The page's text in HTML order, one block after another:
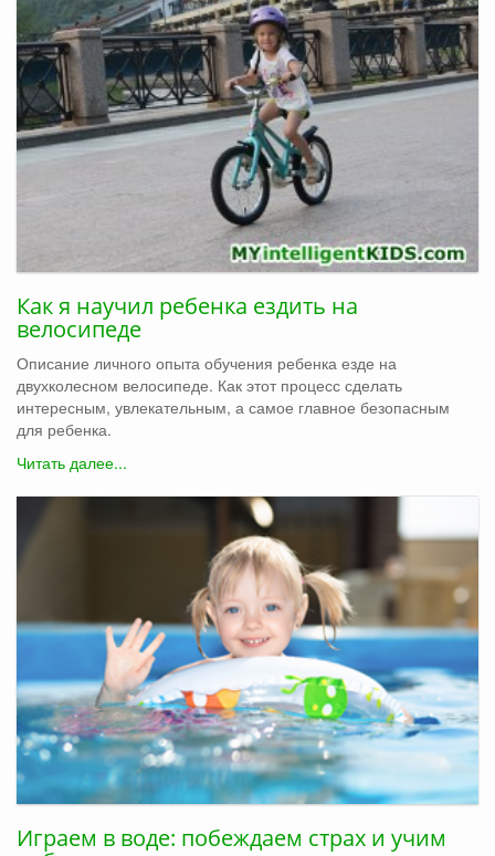
Как я научил ребенка ездить на
велосипеде
Описание личного опыта обучения ребенка езде на
двухколесном велосипеде. Как этот процесс сделать
интересным, увлекательным, а самое главное безопасным
для ребенка.
Читать далее...
Играем в воде: побеждаем страх и учим